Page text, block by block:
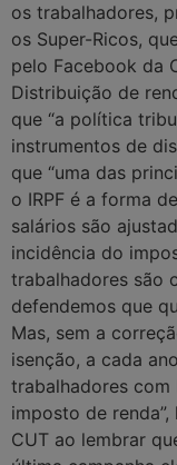
os trabalhadores,
os Super-Ricos,
pelo Facebook da
Distribuição de
que “a política
instrumentos de
que “uma das
o IRPF é a forma
salários são
incidência do
trabalhadores são
defendemos que
Mas, sem a
isenção, a cada
trabalhadores com
imposto de
CUT ao lembrar